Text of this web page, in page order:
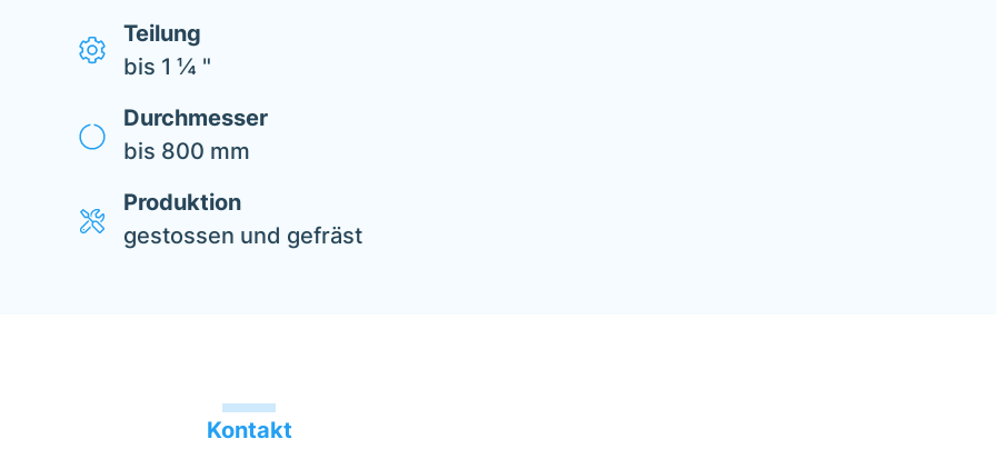
Teilung
bis 1 ¼ "
Durchmesser
bis 800 mm
Produktion
gestossen und gefräst
Kontakt